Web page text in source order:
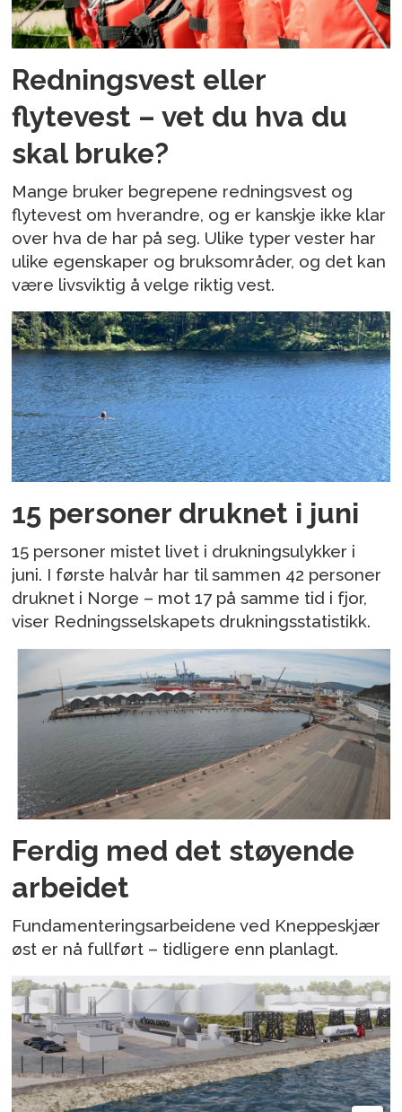
Redningsvest eller
flytevest – vet du hva du
skal bruke?
Mange bruker begrepene redningsvest og
flytevest om hverandre, og er kanskje ikke klar
over hva de har på seg. Ulike typer vester har
ulike egenskaper og bruksområder, og det kan
være livsviktig å velge riktig vest.
15 personer druknet i juni
15 personer mistet livet i drukningsulykker i
juni. I første halvår har til sammen 42 personer
druknet i Norge – mot 17 på samme tid i fjor,
viser Redningsselskapets drukningsstatistikk.
Ferdig med det støyende
arbeidet
Fundamenteringsarbeidene ved Kneppeskjær
øst er nå fullført – tidligere enn planlagt.